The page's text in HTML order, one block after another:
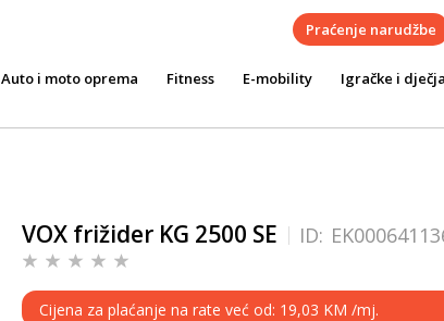
Praćenje narudžbe
Auto i moto oprema Fitness E-mobility Igračke i
VOX frižider KG 2500 SE ID:
Cijena za plaćanje na rate već od: 19,03 KM /mj.